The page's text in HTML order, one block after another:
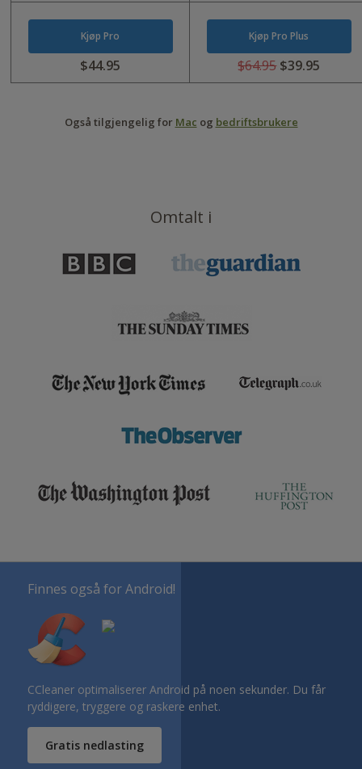
Kjøp Pro
$44.95
Var
USD
Kjøp Pro Plus
$64.95 $39.95
Var
USD
Også tilgjengelig for Mac og bedriftsbrukere
Omtalt i
Finnes også for Android!
CCleaner optimaliserer Android på noen sekunder. Du får
ryddigere, tryggere og raskere enhet.
Gratis nedlasting